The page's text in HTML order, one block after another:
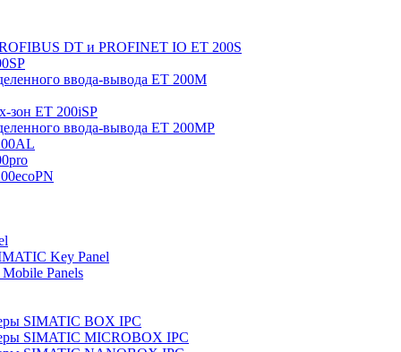
DT и PROFINET IO ET 200S
ввода-вывода ET 200M
зон ET 200iSP
ввода-вывода ET 200MP
Key Panel
Panels
SIMATIC BOX IPC
SIMATIC MICROBOX IPC